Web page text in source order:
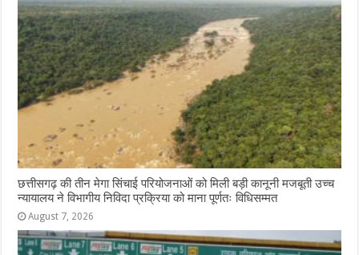
छत्तीसगढ़ की तीन मेगा सिंचाई परियोजनाओं को मिली बड़ी कानूनी मजबूती उच्च
न्यायालय ने विभागीय निविदा प्रक्रिया को माना पूर्णतः विधिसम्मत
August 7, 2026